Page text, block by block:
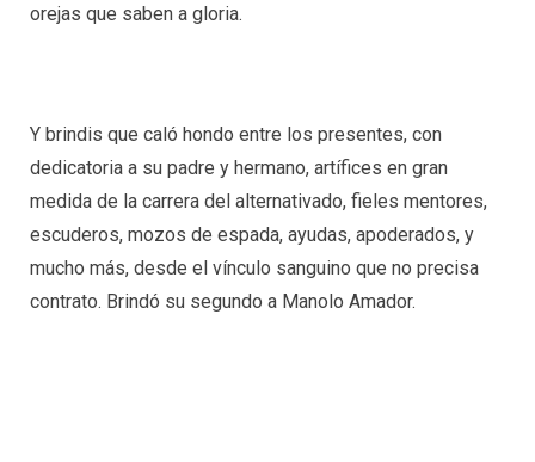
orejas que saben a gloria.
Y brindis que caló hondo entre los presentes, con
dedicatoria a su padre y hermano, artífices en gran
medida de la carrera del alternativado, fieles mentores,
escuderos, mozos de espada, ayudas, apoderados, y
mucho más, desde el vínculo sanguino que no precisa
contrato. Brindó su segundo a Manolo Amador.